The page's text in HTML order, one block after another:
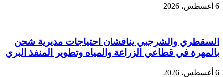
6 أغسطس، 2026
السقطري والشرجبي يناقشان احتياجات مديرية شحن
بالمهرة في قطاعي الزراعة والمياه وتطوير المنفذ البري
6 أغسطس، 2026